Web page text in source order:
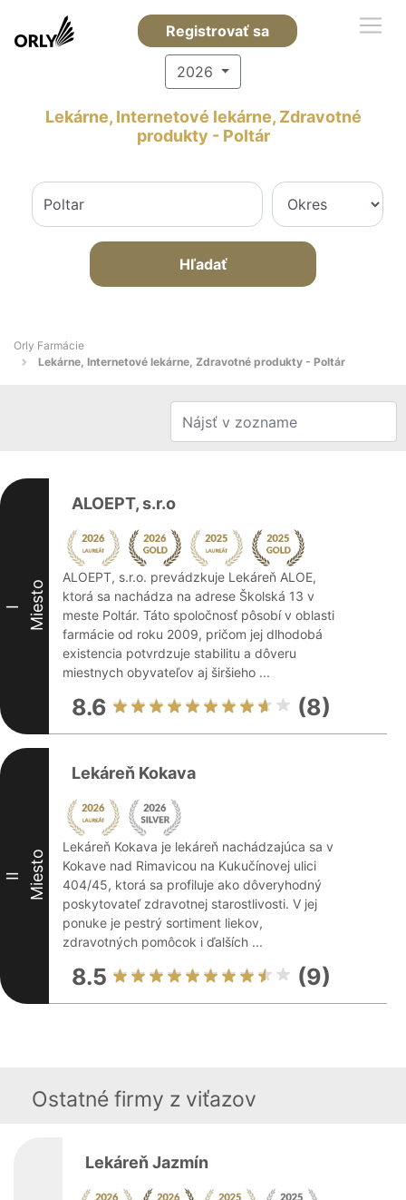
Registrovať sa
2026
Lekárne, Internetové lekárne, Zdravotné
produkty - Poltár
Hľadať
Orly Farmácie
Lekárne, Internetové lekárne, Zdravotné produkty - Poltár
I Miesto
ALOEPT, s.r.o
ALOEPT, s.r.o. prevádzkuje Lekáreň ALOE,
ktorá sa nachádza na adrese Školská 13 v
meste Poltár. Táto spoločnosť pôsobí v oblasti
farmácie od roku 2009, pričom jej dlhodobá
existencia potvrdzuje stabilitu a dôveru
miestnych obyvateľov aj širšieho ...
8.6 (8)
II Miesto
Lekáreň Kokava
Lekáreň Kokava je lekáreň nachádzajúca sa v
Kokave nad Rimavicou na Kukučínovej ulici
404/45, ktorá sa profiluje ako dôveryhodný
poskytovateľ zdravotnej starostlivosti. V jej
ponuke je pestrý sortiment liekov,
zdravotných pomôcok i ďalších ...
8.5 (9)
Ostatné firmy z viťazov
Lekáreň Jazmín